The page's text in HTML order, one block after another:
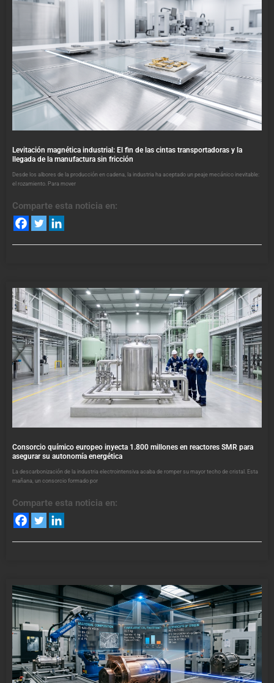
Levitación magnética industrial: El fin de las cintas transportadoras y la
llegada de la manufactura sin fricción
Desde los albores de la producción en cadena, la industria ha aceptado un peaje mecánico inevitable:
el rozamiento. Para mover
Comparte esta noticia en:
Consorcio químico europeo inyecta 1.800 millones en reactores SMR para
asegurar su autonomía energética
La descarbonización de la industria electrointensiva acaba de romper su mayor techo de cristal. Esta
mañana, un consorcio formado por
Comparte esta noticia en: